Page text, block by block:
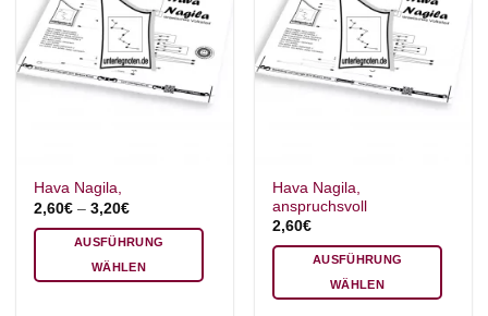
Hava Nagila,
2,60€ –3,20€
AUSFÜHRUNG
WÄHLEN
Hava Nagila,
anspruchsvoll
2,60€
AUSFÜHRUNG
WÄHLEN